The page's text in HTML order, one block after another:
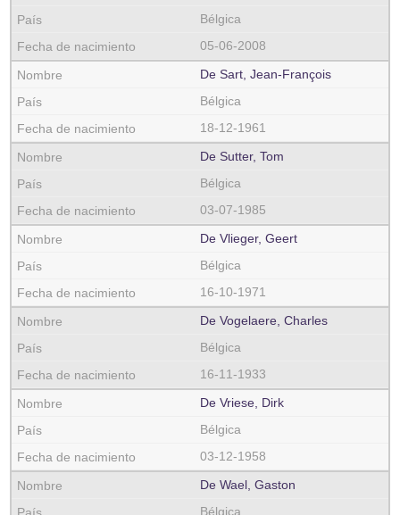
Bélgica
05-06-2008
De Sart, Jean-François
Bélgica
18-12-1961
De Sutter, Tom
Bélgica
03-07-1985
De Vlieger, Geert
Bélgica
16-10-1971
De Vogelaere, Charles
Bélgica
16-11-1933
De Vriese, Dirk
Bélgica
03-12-1958
De Wael, Gaston
Bélgica